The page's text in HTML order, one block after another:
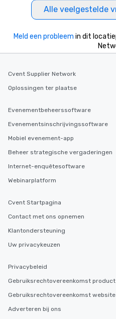
Alle veelgestelde
Meld een probleem in dit
Cvent Supplier Network
Oplossingen ter plaatse
Evenementbeheerssoftware
Evenementsinschrijvingssoftware
Mobiel evenement-app
Beheer strategische vergaderingen
Internet-enquêtesoftware
Webinarplatform
Cvent Startpagina
Contact met ons opnemen
Klantondersteuning
Uw privacykeuzen
Privacybeleid
Gebruiksrechtovereenkomst product
Gebruiksrechtovereenkomst website
Adverteren bij ons